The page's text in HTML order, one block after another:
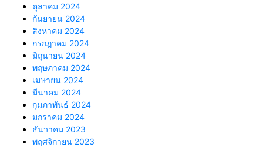
ตุลาคม 2024
กันยายน 2024
สิงหาคม 2024
กรกฎาคม 2024
มิถุนายน 2024
พฤษภาคม 2024
เมษายน 2024
มีนาคม 2024
กุมภาพันธ์ 2024
มกราคม 2024
ธันวาคม 2023
พฤศจิกายน 2023